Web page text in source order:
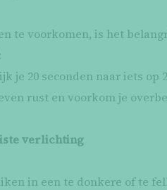
te voorkomen, is het
je 20 seconden naar iets op
rust en voorkom je
verlichting
in een te donkere of te